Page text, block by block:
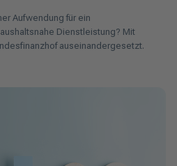
Aufwendung für ein
Dienstleistung? Mit
auseinandergesetzt.